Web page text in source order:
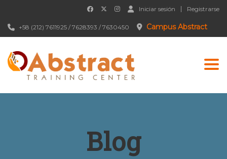
Iniciar sesión Registrarse
Campus Abstract
+58 (212) 7611925 / 7628393 / 7630450
Blog